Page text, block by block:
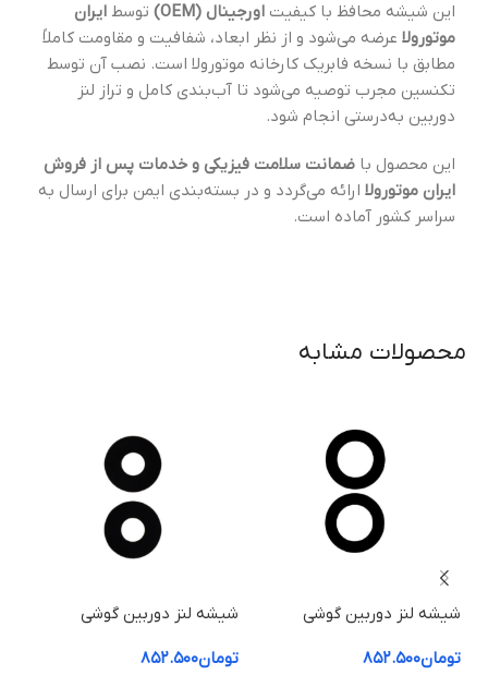
این شیشه محافظ با کیفیت اورجینال (OEM) توسط ایران
موتورولا عرضه می‌شود و از نظر ابعاد، شفافیت و مقاومت کاملاً
مطابق با نسخه فابریک کارخانه موتورولا است. نصب آن توسط
تکنسین مجرب توصیه می‌شود تا آب‌بندی کامل و تراز لنز
دوربین به‌درستی انجام شود.
این محصول با ضمانت سلامت فیزیکی و خدمات پس از فروش
ایران موتورولا ارائه می‌گردد و در بسته‌بندی ایمن برای ارسال به
سراسر کشور آماده است.
محصولات مشابه
شیشه لنز دوربین گوشی
تومان۸۵۲.۵۰۰
شیشه لنز دوربین گوشی
تومان۸۵۲.۵۰۰